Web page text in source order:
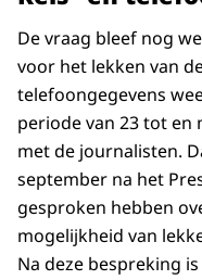
De vraag bleef nog
voor het lekken van
telefoongegevens
periode van 23 tot en
met de journalisten.
september na het
gesproken hebben
mogelijkheid van
Na deze bespreking